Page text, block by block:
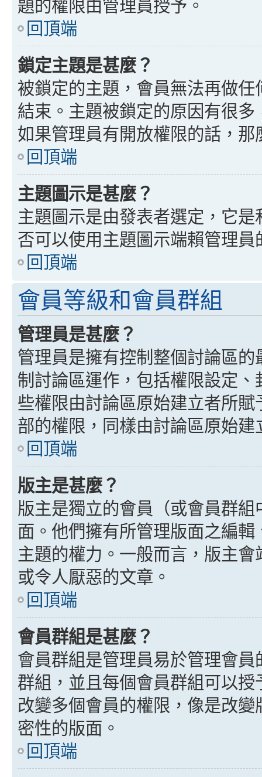
題的權限由管理員授予。
回頂端
鎖定主題是甚麼？
被鎖定的主題，會員無法再做
結束。主題被鎖定的原因有很
如果管理員有開放權限的話，
回頂端
主題圖示是甚麼？
主題圖示是由發表者選定，它
否可以使用主題圖示端賴管理員
回頂端
會員等級和會員群組
管理員是甚麼？
管理員是擁有控制整個討論區
制討論區運作，包括權限設定
些權限由討論區原始建立者所
部的權限，同樣由討論區原始建
回頂端
版主是甚麼？
版主是獨立的會員（或會員群
面。他們擁有所管理版面之編
主題的權力。一般而言，版主
或令人厭惡的文章。
回頂端
會員群組是甚麼？
會員群組是管理員易於管理會
群組，並且每個會員群組可以
改變多個會員的權限，像是改
密性的版面。
回頂端